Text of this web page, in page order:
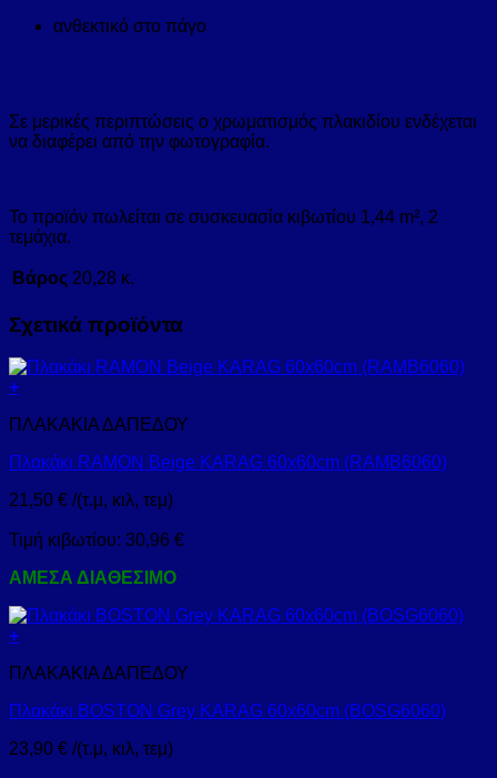
ανθεκτικό στο πάγο
Σε μερικές περιπτώσεις ο χρωματισμός πλακιδίου ενδέχεται
να διαφέρει από την φωτογραφία.
Το προϊόν πωλείται σε συσκευασία κιβωτίου 1,44 m², 2
τεμάχια.
Βάρος 20,28 κ.
Σχετικά προϊόντα
+
ΠΛΑΚΑΚΙΑ ΔΑΠΕΔΟΥ
Πλακάκι RAMON Beige KARAG 60x60cm (RAMB6060)
21,50 € /(τ.μ, κιλ, τεμ)
Τιμή κιβωτίου: 30,96 €
ΑΜΕΣΑ ΔΙΑΘΕΣΙΜΟ
+
ΠΛΑΚΑΚΙΑ ΔΑΠΕΔΟΥ
Πλακάκι BOSTON Grey KARAG 60x60cm (BOSG6060)
23,90 € /(τ.μ, κιλ, τεμ)